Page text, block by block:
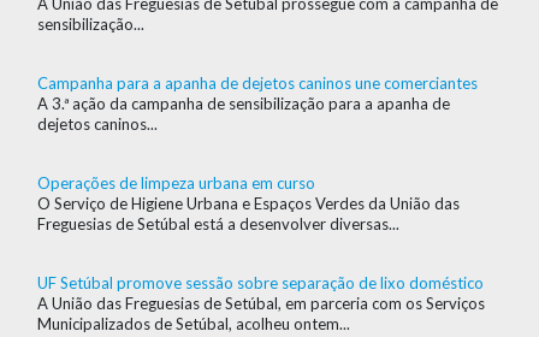
sensibilização...
Campanha para a apanha de dejetos caninos une comerciantes
A 3.ª ação da campanha de sensibilização para a apanha de
dejetos caninos...
Operações de limpeza urbana em curso
O Serviço de Higiene Urbana e Espaços Verdes da União das
Freguesias de Setúbal está a desenvolver diversas...
UF Setúbal promove sessão sobre separação de lixo doméstico
A União das Freguesias de Setúbal, em parceria com os Serviços
Municipalizados de Setúbal, acolheu ontem...